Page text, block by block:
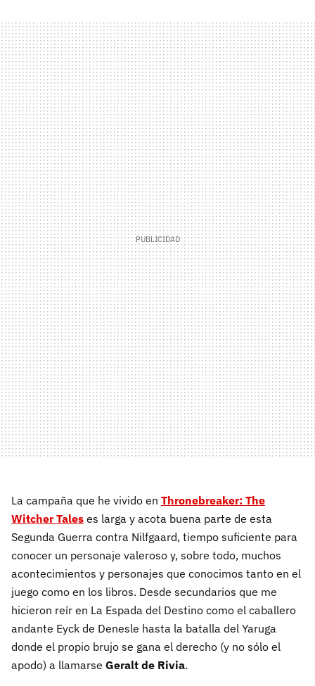
La campaña que he vivido en Thronebreaker: The
Witcher Tales es larga y acota buena parte de esta
Segunda Guerra contra Nilfgaard, tiempo suficiente para
conocer un personaje valeroso y, sobre todo, muchos
acontecimientos y personajes que conocimos tanto en el
juego como en los libros. Desde secundarios que me
hicieron reír en La Espada del Destino como el caballero
andante Eyck de Denesle hasta la batalla del Yaruga
donde el propio brujo se gana el derecho (y no sólo el
apodo) a llamarse Geralt de Rivia.